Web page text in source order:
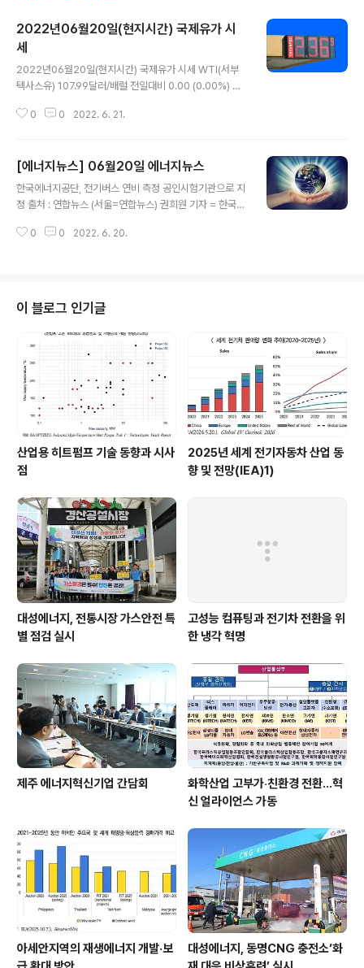
2022년06월20일(현지시간) 국제유가 시
세
2022년06월20일(현지시간) 국제유가 시세 WTI(서부
텍사스유) 107.99달러/배럴 전일대비 0.00 (0.00%) NY
전일대비 ↑1.01 (+0.89%) ICE 기준
0 0 2022. 6. 21.
[에너지뉴스] 06월20일 에너지뉴스
한국에너지공단, 전기버스 연비 측정 공인시험기관으로 지
정 출처 : 연합뉴스 (서울=연합뉴스) 권희원 기자 = 한국에
인시험기관으로 지정됐다고 17일 밝혔다. 국내 시험기관
전까지는 전기버스 연비를 실외에서 측정해야 해 외부 환
경의 변수로 인해 정확하고 신뢰도 높은 연비 정보를 확보
하기가 어려웠다. (뉴스 이어보기)
0 0 2022. 6. 20.
이 블로그 인기글
산업용 히트펌프 기술 동향과 시사
점
2025년 세계 전기자동차 산업 동
향 및 전망(IEA)1)
대성에너지, 전통시장 가스안전 특
별 점검 실시
고성능 컴퓨팅과 전기차 전환을 위
한 냉각 혁명
제주 에너지혁신기업 간담회
화학산업 고부가‧친환경 전환…혁
신 얼라이언스 가동
아세안지역의 재생에너지 개발·보
대성에너지, 동명CNG 충전소‘화